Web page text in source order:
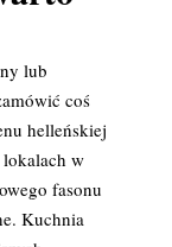
lub
coś
helleńskiej
w
fasonu
Kuchnia